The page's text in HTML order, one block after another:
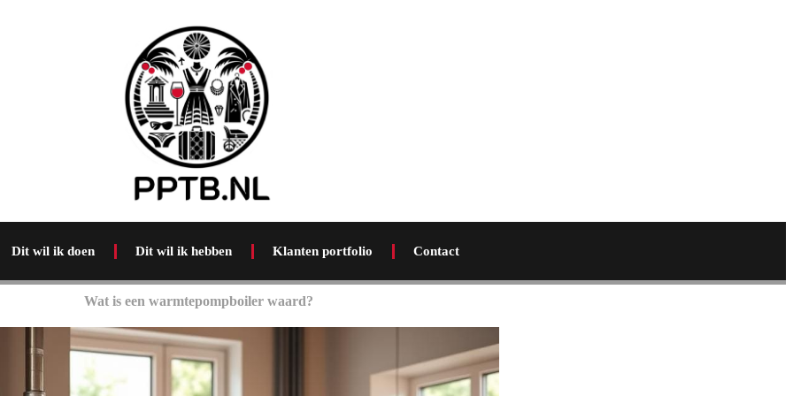
Dit wil ik doen Dit wil ik hebben Klanten portfolio Contact
Wat is een warmtepompboiler waard?